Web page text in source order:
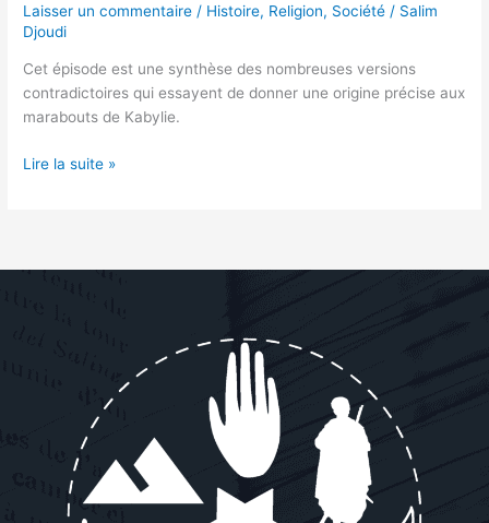
Laisser un commentaire / Histoire, Religion, Société / Salim
Djoudi
Cet épisode est une synthèse des nombreuses versions
contradictoires qui essayent de donner une origine précise aux
marabouts de Kabylie.
Lire la suite »